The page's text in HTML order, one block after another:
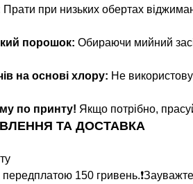
Прати при низьких обертах
порошок: Обираючи мийний
на основі хлору: Не
по принту! Якщо потрібно,
ТА ДОСТАВКА
150